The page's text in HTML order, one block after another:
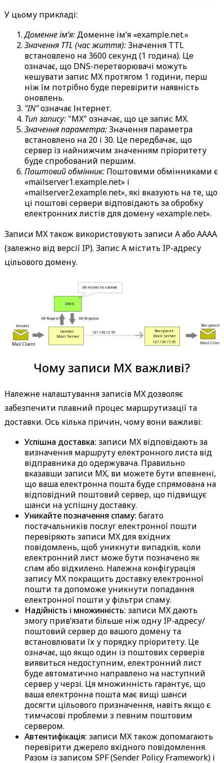
У цьому прикладі:
Доменне ім’я:Доменне ім’я «example.net.»
Значення TTL (час життя):Значення TTL
встановлено на 3600 секунд (1 година). Це
означає, що DNS-перетворювачі можуть
кешувати запис MX протягом 1 години, перш
ніж їм потрібно буде перевірити наявність
оновлень.
"IN"означає Інтернет.
Тип запису:"MX" означає, що це запис MX.
Значення параметра:Значення параметра
встановлено на 20 і 30. Це передбачає, що
сервер із найнижчим значенням пріоритету
буде спробований першим.
Поштовий обмінник:Поштовими обмінниками є
«mailserver1.example.net» і
«mailserver2.example.net», які вказують на те, що
ці поштові сервери відповідають за обробку
електронних листів для домену «example.net».
Записи MX також використовують записи A або AAAA
(залежно від версії IP). Запис A містить IP-адресу
цільового домену.
DNS
Sender
Mail Server
Mail Server
Recipient
MX Request MX Response
Sender
Mail Client Mail Client
Recipient
187.198.15.95
187.198.15.95
MX records for a domain
Чому записи MX важливі?
Належне налаштування записів MX дозволяє
забезпечити плавний процес маршрутизації та
доставки. Ось кілька причин, чому вони важливі:
Успішна доставка: записи MX відповідають за
визначення маршруту електронного листа від
відправника до одержувача. Правильно
вказавши записи MX, ви можете бути впевнені,
що ваша електронна пошта буде спрямована на
відповідний поштовий сервер, що підвищує
шанси на успішну доставку.
Уникайте позначення спаму: багато
постачальників послуг електронної пошти
перевіряють записи MX для вхідних
повідомлень, щоб уникнути випадків, коли
електронний лист може бути позначено як
спам або відхилено. Належна конфігурація
запису MX покращить доставку електронної
пошти та допоможе уникнути попадання
електронної пошти у фільтри спаму.
Надійність і множинність: записи MX дають
змогу прив’язати більше ніж одну IP-адресу/
поштовий сервер до вашого домену та
встановлювати їх у порядку пріоритету. Це
означає, що якщо один із поштових серверів
виявиться недоступним, електронний лист
буде автоматично направлено на наступний
сервер у черзі. Ця множинність гарантує, що
ваша електронна пошта має вищі шанси
досягти цільового призначення, навіть якщо є
тимчасові проблеми з певним поштовим
сервером.
Автентифікація: записи MX також допомагають
перевірити джерело вхідного повідомлення.
Разом із записом SPF (Sender Policy Framework) і